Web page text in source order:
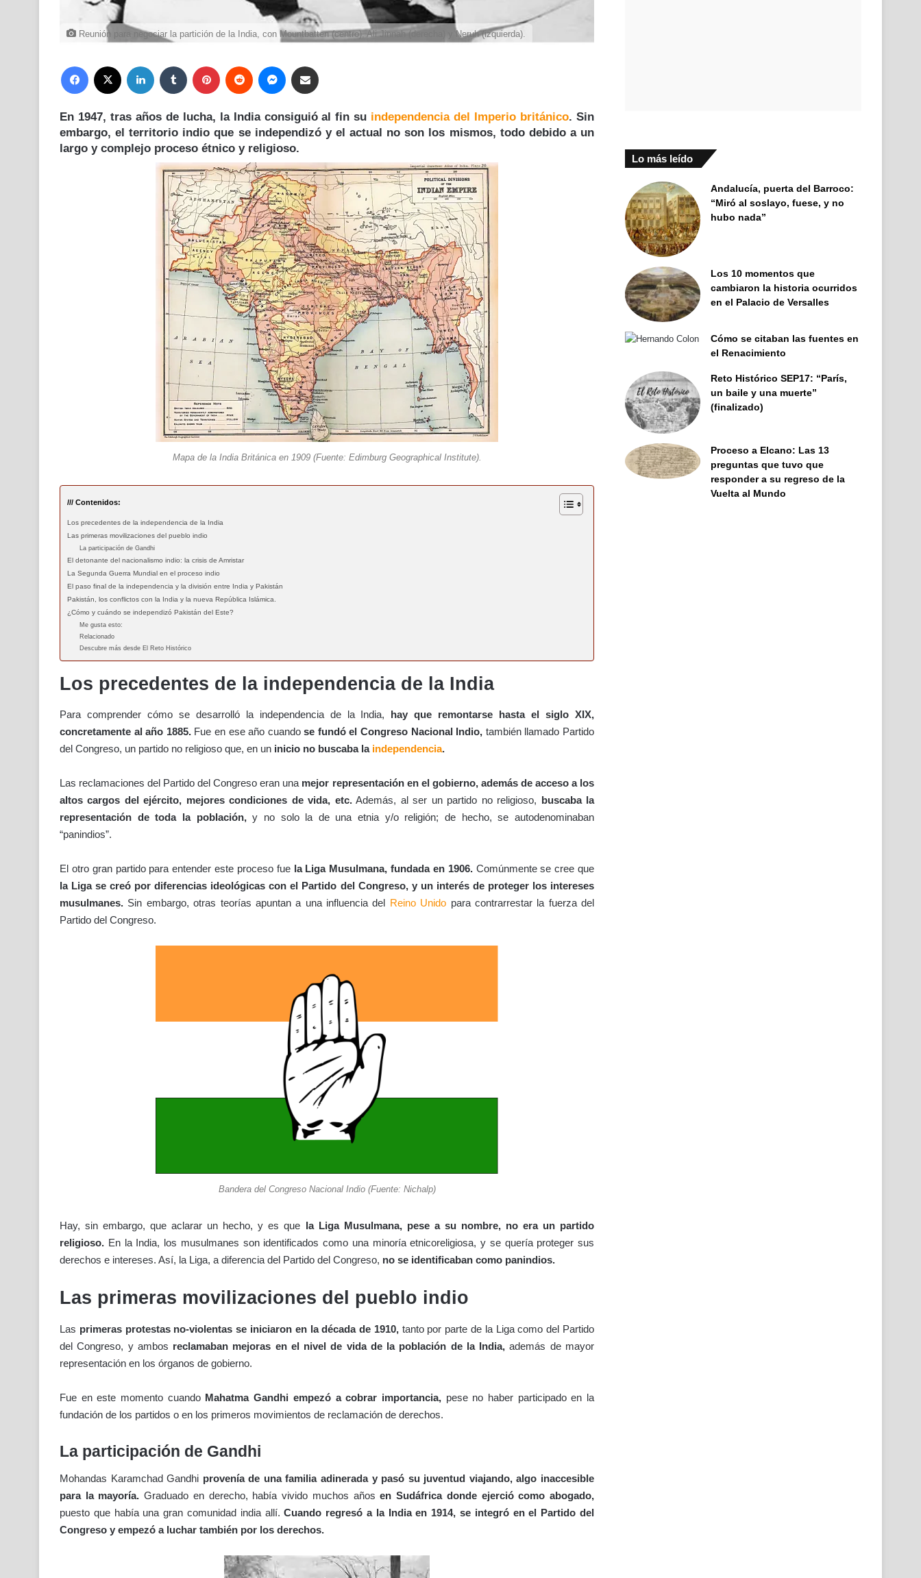
Reunión para negociar la partición de la India, con Mountbatten (centro), Ali Jinnah (derecha) y Neruh (izquierda).
Facebook LinkedIn Tumblr Pinterest Reddit Messenger
En 1947, tras años de lucha, la India consiguió al fin su independencia del Imperio británico. Sin
embargo, el territorio indio que se independizó y el actual no son los mismos, todo debido a un
largo y complejo proceso étnico y religioso.
Mapa de la India Británica en 1909 (Fuente: Edimburg Geographical Institute).
/// Contenidos:
Los precedentes de la independencia de la India
Las primeras movilizaciones del pueblo indio
La participación de Gandhi
El detonante del nacionalismo indio: la crisis de Amristar
La Segunda Guerra Mundial en el proceso indio
El paso final de la independencia y la división entre India y Pakistán
Pakistán, los conflictos con la India y la nueva República Islámica.
¿Cómo y cuándo se independizó Pakistán del Este?
Me gusta esto:
Relacionado
Descubre más desde El Reto Histórico
Los precedentes de la independencia de la India
Para comprender cómo se desarrolló la independencia de la India, hay que remontarse hasta el siglo XIX,
concretamente al año 1885.Fue en ese año cuandose fundó el Congreso Nacional Indio, también llamado Partido
del Congreso, un partido no religioso que, en un inicio no buscaba la independencia.
Las reclamaciones del Partido del Congreso eran una mejor representación en el gobierno, además de acceso a los
altos cargos del ejército, mejores condiciones de vida, etc.Además, al ser un partido no religioso, buscaba la
representación de toda la población,y no solo la de una etnia y/o religión; de hecho, se autodenominaban
“panindios”.
El otro gran partido para entender este proceso fue la Liga Musulmana, fundada en 1906.Comúnmente se cree que
la Liga se creó por diferencias ideológicas con el Partido del Congreso, y un interés de proteger los intereses
musulmanes. Sin embargo, otras teorías apuntan a una influencia del Reino Unido para contrarrestar la fuerza del
Partido del Congreso.
Bandera del Congreso Nacional Indio (Fuente: Nichalp)
Hay, sin embargo, que aclarar un hecho, y es que la Liga Musulmana, pese a su nombre, no era un partido
religioso. En la India, los musulmanes son identificados como una minoría etnicoreligiosa, y se quería proteger sus
derechos e intereses. Así, la Liga, a diferencia del Partido del Congreso, no se identificaban como panindios.
Las primeras movilizaciones del pueblo indio
Las primeras protestas no-violentas se iniciaron en la década de 1910,tanto por parte de la Liga como del Partido
del Congreso, y ambos reclamaban mejoras en el nivel de vida de la población de la India, además de mayor
representación en los órganos de gobierno.
Fue en este momento cuando Mahatma Gandhi empezó a cobrar importancia,pese no haber participado en la
fundación de los partidos o en los primeros movimientos de reclamación de derechos.
La participación de Gandhi
Mohandas Karamchad Gandhi provenía de una familia adinerada y pasó su juventud viajando, algo inaccesible
para la mayoría. Graduado en derecho, había vivido muchos añosen Sudáfrica donde ejerció como abogado,
puesto que había una gran comunidad india allí.Cuando regresó a la India en 1914, se integró en el Partido del
Congreso y empezó a luchar también por los derechos.
Lo más leído
Andalucía, puerta del Barroco:
“Miró al soslayo, fuese, y no
hubo nada”
Los 10 momentos que
cambiaron la historia ocurridos
en el Palacio de Versalles
Cómo se citaban las fuentes en
el Renacimiento
Reto Histórico SEP17: “París,
un baile y una muerte”
(finalizado)
Proceso a Elcano: Las 13
preguntas que tuvo que
responder a su regreso de la
Vuelta al Mundo